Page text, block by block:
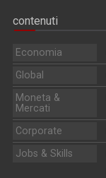
contenuti
Economia
Global
Moneta &
Mercati
Corporate
Jobs & Skills